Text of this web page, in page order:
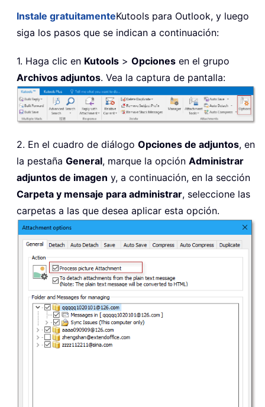
Instale gratuitamenteKutools para Outlook, y luego
siga los pasos que se indican a continuación:
1. Haga clic en Kutools > Opciones en el grupo
Archivos adjuntos. Vea la captura de pantalla:
2. En el cuadro de diálogo Opciones de adjuntos, en
la pestaña General, marque la opción Administrar
adjuntos de imagen y, a continuación, en la sección
Carpeta y mensaje para administrar, seleccione las
carpetas a las que desea aplicar esta opción.